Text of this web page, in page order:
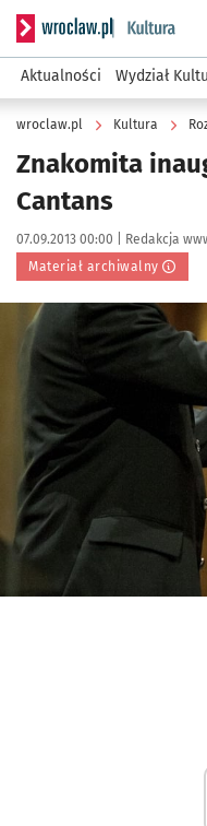
Serwis informacyjny
Aktualności Wydział
wroclaw.pl Kultura
Znakomita
Cantans
Data publikacji:
07.09.2013 00:00 | Autor:
Redakcja
Materiał archiwalny
Kliknij, aby powiększyć